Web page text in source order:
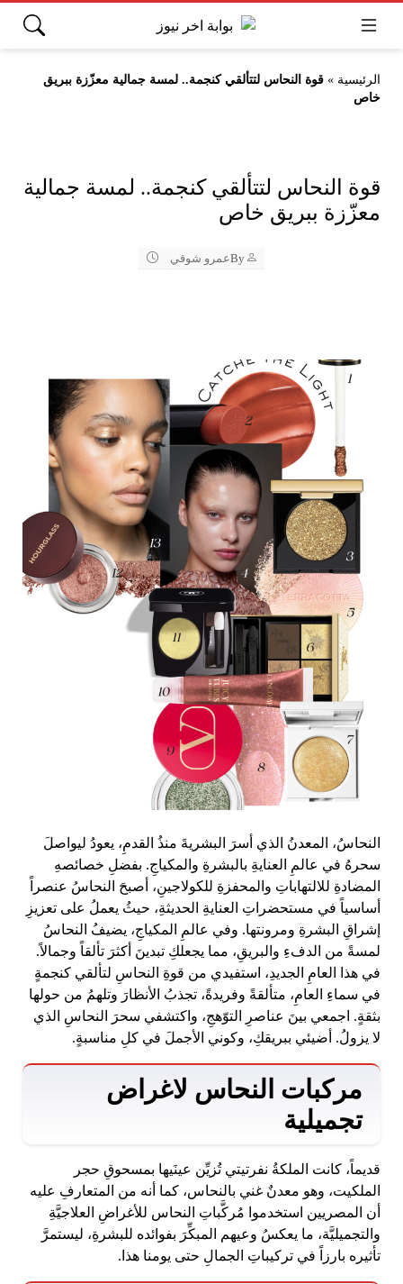
الرئيسية » قوة النحاس لتتألقي كنجمة.. لمسة جمالية معزّزة ببريق
خاص
قوة النحاس لتتألقي كنجمة.. لمسة جمالية
معزّزة ببريق خاص
Byعمرو شوقي
النحاسُ، المعدنُ الذي أسرَ البشريةَ منذُ القدمِ، يعودُ ليواصلَ
سحرهُ في عالمِ العنايةِ بالبشرةِ والمكياجِ. بفضلِ خصائصهِ
المضادةِ للالتهاباتِ والمحفزةِ للكولاجينِ، أصبحَ النحاسُ عنصراً
أساسياً في مستحضراتِ العنايةِ الحديثةِ، حيثُ يعملُ على تعزيزِ
إشراقِ البشرةِ ومرونتها. وفي عالمِ المكياجِ، يضيفُ النحاسُ
لمسةً من الدفءِ والبريقِ، مما يجعلكِ تبدينَ أكثرَ تألقاً وجمالاً.
في هذا العامِ الجديدِ، استفيدي من قوةِ النحاسِ لتألقي كنجمةٍ
في سماءِ العامِ، متألقةً وفريدةً، تجذبُ الأنظارَ وتلهمُ من حولها
بثقةٍ. اجمعي بينَ عناصرِ التوّهجِ، واكتشفي سحرَ النحاسِ الذي
لا يزولُ. أضيئي ببريقكِ، وكوني الأجملَ في كلِ مناسبةٍ.
مركبات النحاس لاغراض
تجميلية
قديماً، كانت الملكةُ نفرتيتي تُزيِّن عينَيها بمسحوقِ حجر
الملكيت، وهو معدنٌ غني بالنحاس، كما أنه من المتعارفِ عليه
أن المصريين استخدموا مُركَّباتِ النحاس للأغراضِ العلاجيَّةِ
والتجميليَّة، ما يعكسُ وعيهم المبكِّرَ بفوائده للبشرةِ، ليستمرَّ
تأثيره بارزاً في تركيباتِ الجمالِ حتى يومنا هذا.